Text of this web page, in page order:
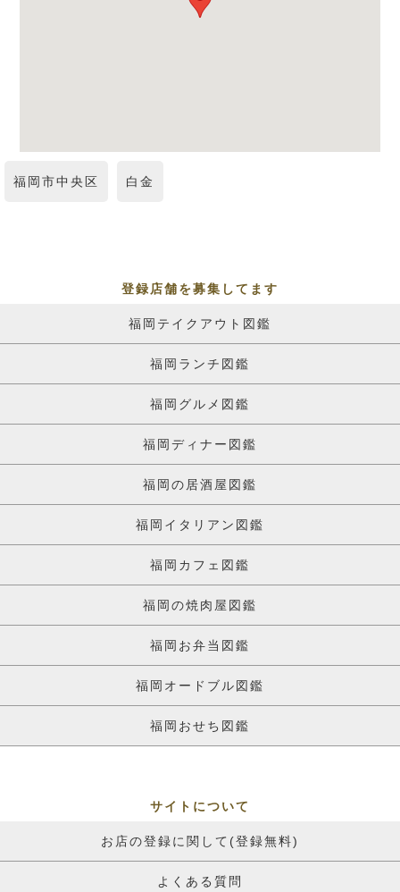
福岡市中央区 白金
登録店舗を募集してます
福岡テイクアウト図鑑
福岡ランチ図鑑
福岡グルメ図鑑
福岡ディナー図鑑
福岡の居酒屋図鑑
福岡イタリアン図鑑
福岡カフェ図鑑
福岡の焼肉屋図鑑
福岡お弁当図鑑
福岡オードブル図鑑
福岡おせち図鑑
サイトについて
お店の登録に関して(登録無料)
よくある質問